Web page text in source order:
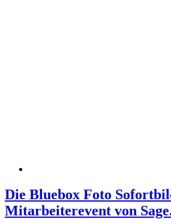
Die Bluebox Foto
Mitarbeiterevent von